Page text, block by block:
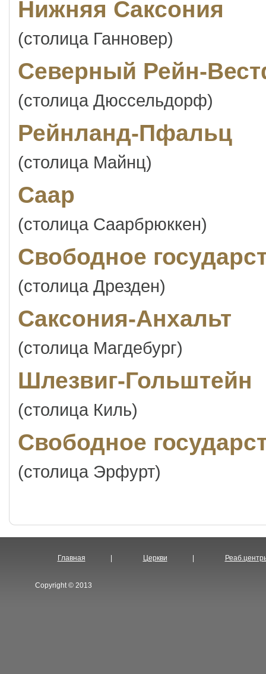
Нижняя Саксония
(столица Ганновер)
Северный Рейн-
(столица Дюссельдорф)
Рейнланд-Пфальц
(столица Майнц)
Саар
(столица Саарбрюккен)
Свободное
(столица Дрезден)
Саксония-Анхальт
(столица Магдебург)
Шлезвиг-Гольштейн
(столица Киль)
Свободное
(столица Эрфурт)
Главная Церкви
Copyright © 2013